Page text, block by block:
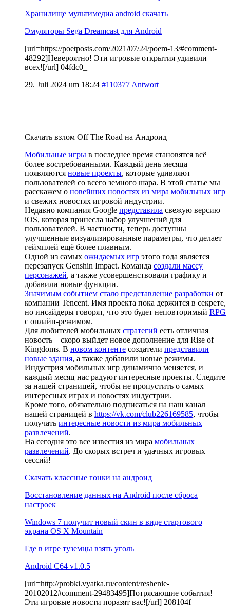
Хранилище мультимедиа android скачать
Эмуляторы Sega Dreamcast для Android
[url=https://poetposts.com/2021/07/24/poem-13/#comment-
48292]Невероятно! Эти игровые открытия удивили
всех![/url] 04fdc0_
29. Juli 2024 um 18:24 #110377 Antwort
Скачать взлом Off The Road на Андроид
Мобильные игры в последнее время становятся всё
более востребованными. Каждый день месяца
появляются новые проекты, которые удивляют
пользователей со всего земного шара. В этой статье мы
расскажем о новейших новостях из мира мобильных игр
и свежих новостях игровой индустрии.
Недавно компания Google представила свежую версию
iOS, которая принесла набор улучшений для
пользователей. В частности, теперь доступны
улучшенные визуализированные параметры, что делает
геймплей ещё более плавным.
Одной из самых ожидаемых игр этого года является
перезапуск Genshin Impact. Команда создали массу
персонажей, а также усовершенствовали графику и
добавили новые функции.
Значимым событием стало представление разработки от
компании Tencent. Имя проекта пока держится в секрете,
но инсайдеры говорят, что это будет неповторимый RPG
с онлайн-режимом.
Для любителей мобильных стратегий есть отличная
новость – скоро выйдет новое дополнение для Rise of
Kingdoms. В новом контенте создатели представили
новые здания, а также добавили новые режимы.
Индустрия мобильных игр динамично меняется, и
каждый месяц нас радуют интересные проекты. Следите
за нашей страницей, чтобы не пропустить о самых
интересных играх и новостях индустрии.
Кроме того, обязательно подписаться на наш канал
нашей страницей в https://vk.com/club226169585, чтобы
получать интересные новости из мира мобильных
развлечений.
На сегодня это все известия из мира мобильных
развлечений. До скорых встреч и удачных игровых
сессий!
Скачать классные гонки на андроид
Восстановление данных на Android после сброса
настроек
Windows 7 получит новый скин в виде стартового
экрана OS X Mountain
Где в игре туземцы взять уголь
Android C64 v1.0.5
[url=http://probki.vyatka.ru/content/reshenie-
20102012#comment-29483495]Потрясающие события!
Эти игровые новости поразят вас![/url] 208104f